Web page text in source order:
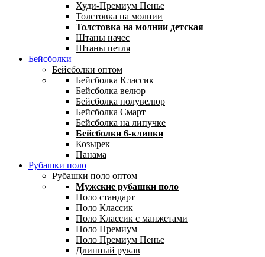
Худи-Премиум Пенье
Толстовка на молнии
Толстовка на молнии детская
Штаны начес
Штаны петля
Бейсболки
Бейсболки оптом
Бейсболка Классик
Бейсболка велюр
Бейсболка полувелюр
Бейсболка Смарт
Бейсболка на липучке
Бейсболки 6-клинки
Козырек
Панама
Рубашки поло
Рубашки поло оптом
Мужские рубашки поло
Поло стандарт
Поло Классик
Поло Классик с манжетами
Поло Премиум
Поло Премиум Пенье
Длинный рукав